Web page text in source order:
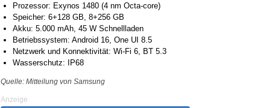
Prozessor: Exynos 1480 (4 nm Octa-core)
Speicher: 6+128 GB, 8+256 GB
Akku: 5.000 mAh, 45 W Schnellladen
Betriebssystem: Android 16, One UI 8.5
Netzwerk und Konnektivität: Wi-Fi 6, BT 5.3
Wasserschutz: IP68
Quelle: Mitteilung von Samsung
Anzeige